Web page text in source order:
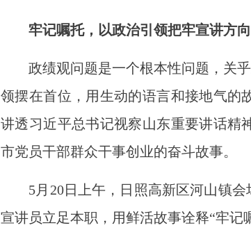
牢记嘱托，以政治引领把牢宣讲方向
政绩观问题是一个根本性问题，关乎
领摆在首位，用生动的语言和接地气的
讲透习近平总书记视察山东重要讲话精
市党员干部群众干事创业的奋斗故事。
5月20日上午，日照高新区河山镇会
宣讲员立足本职，用鲜活故事诠释“牢